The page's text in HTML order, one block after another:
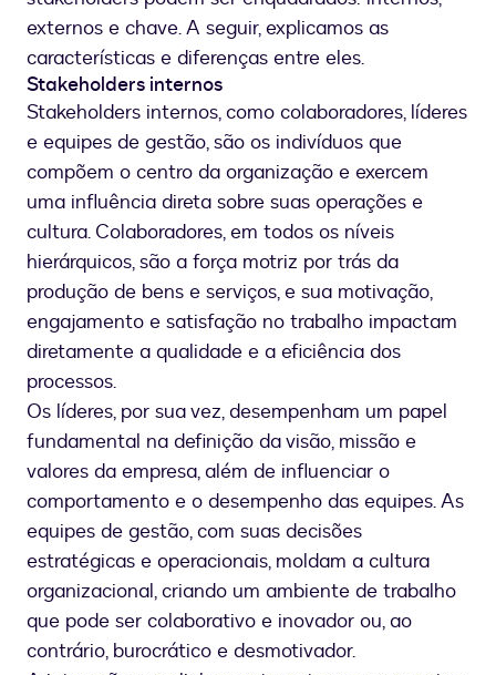
externos e chave. A seguir, explicamos as
características e diferenças entre eles.
Stakeholders internos
Stakeholders internos, como colaboradores, líderes
e equipes de gestão, são os indivíduos que
compõem o centro da organização e exercem
uma influência direta sobre suas operações e
cultura. Colaboradores, em todos os níveis
hierárquicos, são a força motriz por trás da
produção de bens e serviços, e sua motivação,
engajamento e satisfação no trabalho impactam
diretamente a qualidade e a eficiência dos
processos.
Os líderes, por sua vez, desempenham um papel
fundamental na definição da visão, missão e
valores da empresa, além de influenciar o
comportamento e o desempenho das equipes. As
equipes de gestão, com suas decisões
estratégicas e operacionais, moldam a cultura
organizacional, criando um ambiente de trabalho
que pode ser colaborativo e inovador ou, ao
contrário, burocrático e desmotivador.